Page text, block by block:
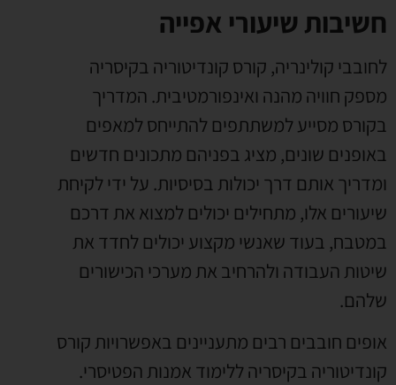
חשיבות שיעורי אפייה
לחובבי קולינריה, קורס קונדיטוריה בקיסריה
מספק חוויה מהנה ואינפורמטיבית. המדריך
בקורס מסייע למשתתפים להתייחס למאפים
באופנים שונים, מציג בפניהם מתכונים חדשים
ומדריך אותם דרך יכולות בסיסיות. על ידי לקיחת
שיעורים אלו, מתחילים יכולים למצוא את דרכם
במטבח, בעוד שאנשי מקצוע יכולים לחדד את
שיטות העבודה ולהרחיב את מערכי הכישורים
שלהם.
אופים חובבים רבים מתעניינים באפשרויות קורס
קונדיטוריה בקיסריה ללימוד אמנות הפטיסרי.